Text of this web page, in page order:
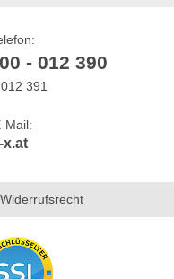
- 012 390
391
Mail:
x.at
Widerrufsrecht